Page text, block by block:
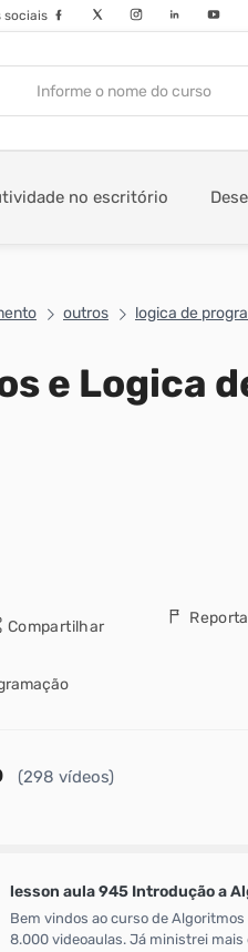
sociais
no escritório
outros logica de
e Logica
Compartilhar
(298 vídeos)
lesson aula 945 Introdução a
Bem vindos ao curso de
8.000 videoaulas. Já ministrei mais